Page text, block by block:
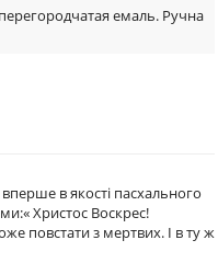
емаль. Ручна
в якості пасхального
Христос Воскрес!
повстати з мертвих. І в ту ж